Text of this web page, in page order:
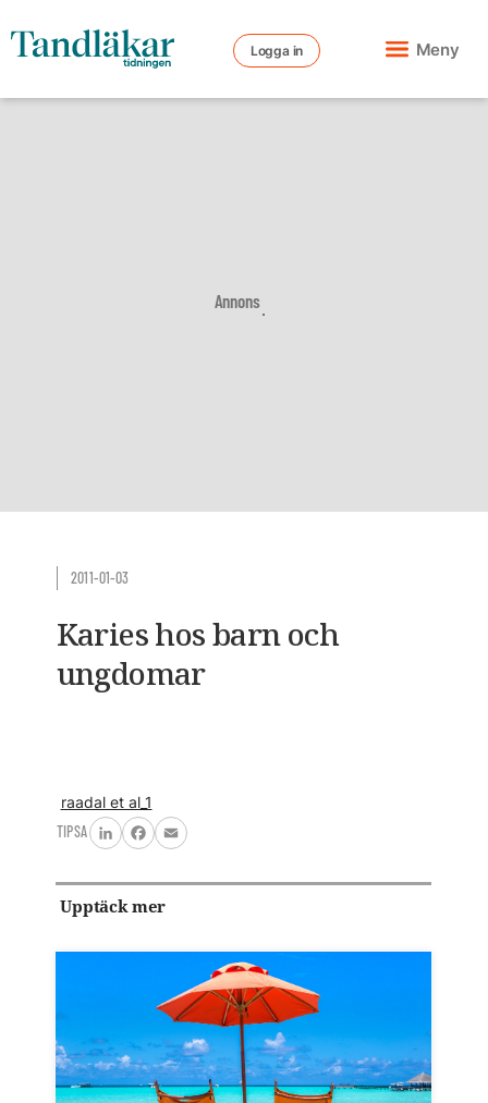
Logga in Meny
Annons
2011-01-03
Karies hos barn och
ungdomar
raadal et al_1
TIPSA
LinkedInFacebook
Email
Upptäck mer